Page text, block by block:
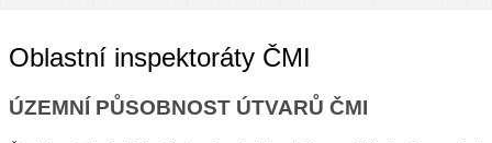
Oblastní inspektoráty ČMI
ÚZEMNÍ PŮSOBNOST ÚTVARŮ ČMI